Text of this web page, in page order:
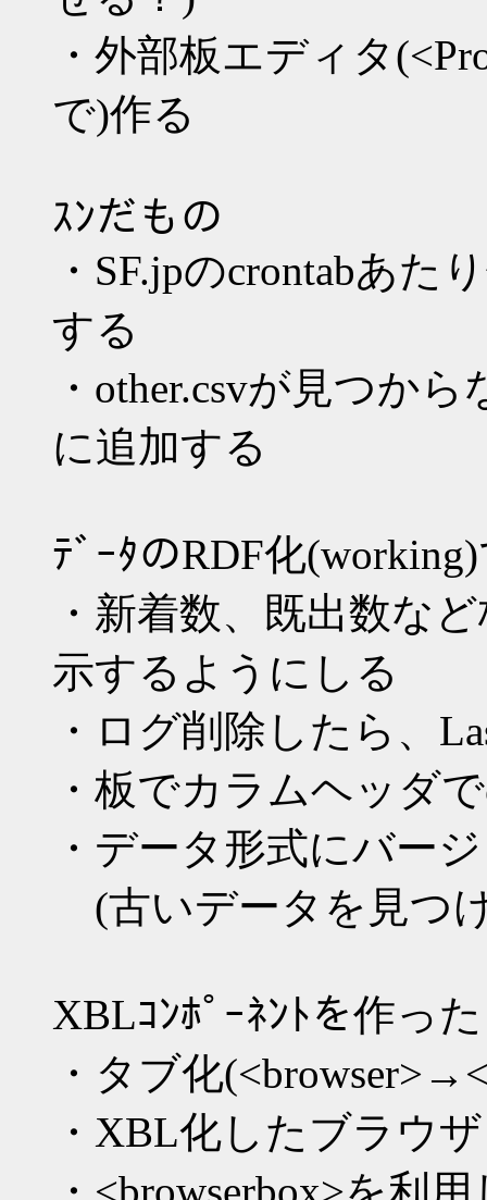
・外部板エディタ
で)作る
ｽﾝだもの
・SF.jpのcrontabあた
する
・other.csvが見つか
に追加する
ﾃﾞｰﾀのRDF化
・新着数、既出数な
示するようにしる
・ログ削除したら、
・板でカラムヘッダ
・データ形式にバー
(古いデータを見つ
XBLｺﾝﾎﾟｰﾈﾝﾄを作っ
・タブ化
・XBL化したブラウ